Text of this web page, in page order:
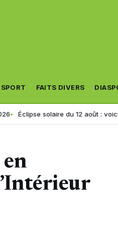
SPORT FAITS DIVERS
solaire du 12 août : voici les 5